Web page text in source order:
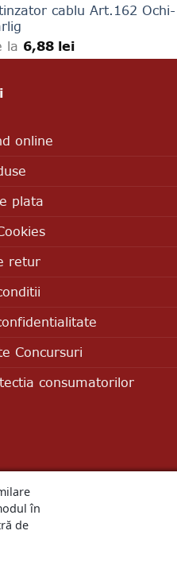
cablu Art.162 Ochi-
la 6,88 lei
online
plata
retur
Concursuri
consumatorilor
în
de